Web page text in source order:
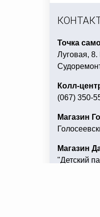
Точка
Луговая,
Колл-
(067) 350-
Магазин
Магазин
"Детский